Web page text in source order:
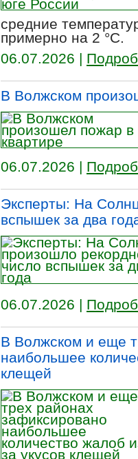
средние
примерно на 2 °C.
06.07.2026 |
В Волжском
06.07.2026 |
Эксперты: На
вспышек за два
06.07.2026 |
В Волжском и еще
наибольшее
клещей